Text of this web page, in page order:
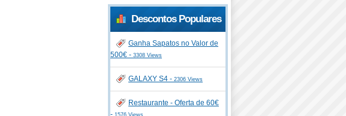
Descontos Populares
Ganha Sapatos no Valor de
500€ - 3308 Views
GALAXY S4 - 2306 Views
Restaurante - Oferta de 60€
- 1576 Views